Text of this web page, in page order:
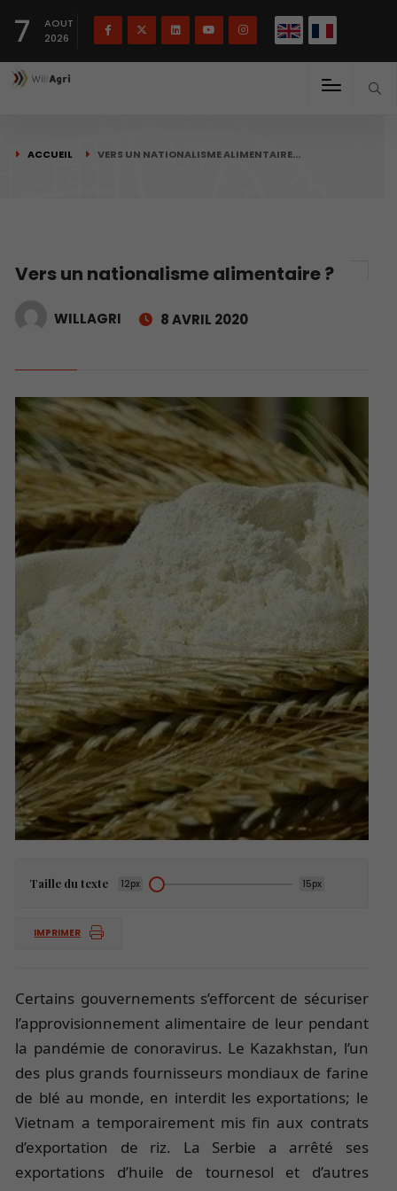
7
AOUT
2026
ACCUEIL VERS UN NATIONALISME ALIMENTAIRE…
Vers un nationalisme alimentaire ?
WILLAGRI 8 AVRIL 2020
Taille du texte 12px 15px
IMPRIMER
Certains gouvernements s’efforcent de sécuriser
l’approvisionnement alimentaire de leur pendant
la pandémie de conoravirus. Le Kazakhstan, l’un
des plus grands fournisseurs mondiaux de farine
de blé au monde, en interdit les exportations; le
Vietnam a temporairement mis fin aux contrats
d’exportation de riz. La Serbie a arrêté ses
exportations d’huile de tournesol et d’autres
Français English(English)